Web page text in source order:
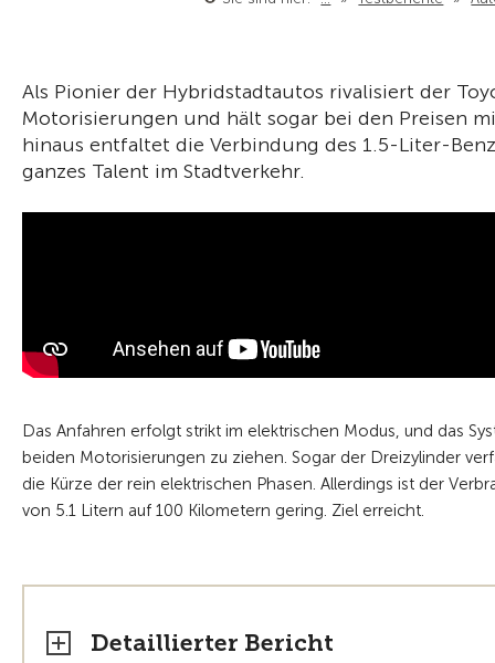
Als Pionier der Hybridstadtautos rivalisiert der
Motorisierungen und hält sogar bei den Preisen
hinaus entfaltet die Verbindung des 1.5-Liter-­
ganzes Talent im Stadtverkehr.
Das Anfahren erfolgt strikt im elektrischen Modus, und das
beiden Motorisierungen zu ­ziehen. Sogar der Dreizylinder
die Kürze der rein elektrischen Phasen. Allerdings ist der
von 5.1 Litern auf 100 Kilometern gering. Ziel erreicht.
Detaillierter Bericht